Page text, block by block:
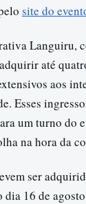
site do
Languiru,
até
aos
Esses
um turno do
na hora da
ser
dia 16 de